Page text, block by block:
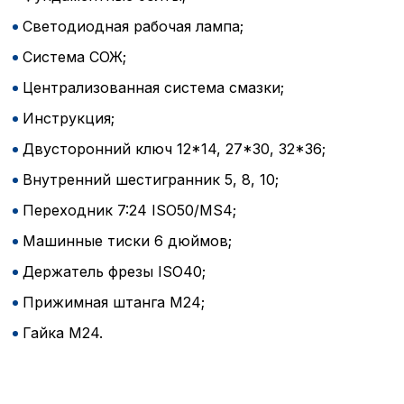
Светодиодная рабочая лампа;
Система СОЖ;
Централизованная система смазки;
Инструкция;
Двусторонний ключ 12*14, 27*30, 32*36;
Внутренний шестигранник 5, 8, 10;
Переходник 7:24 ISO50/MS4;
Машинные тиски 6 дюймов;
Держатель фрезы ISO40;
Прижимная штанга М24;
Гайка М24.
Политика в
Настройте параметры
файлов cookie
Вы можете настроить
типа «технические